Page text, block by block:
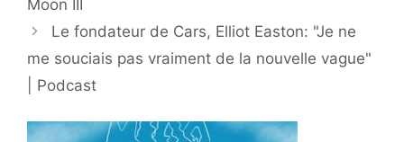
Moon III
Le fondateur de Cars, Elliot Easton: "Je ne
me souciais pas vraiment de la nouvelle vague"
| Podcast